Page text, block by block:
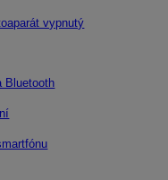
vypnutý
Bluetooth